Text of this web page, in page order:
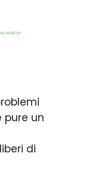
pure un
di